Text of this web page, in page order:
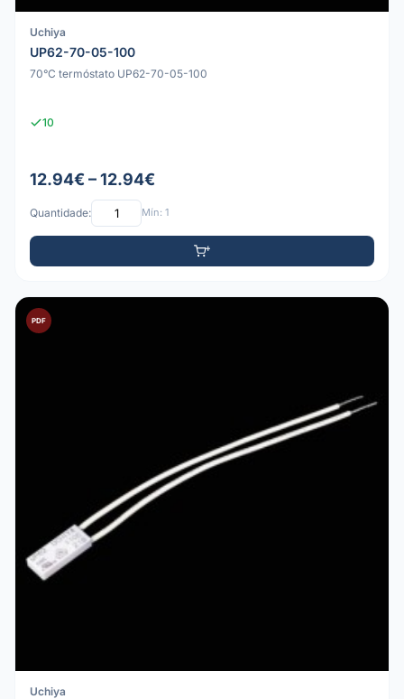
Uchiya
UP62-70-05-100
70°C termóstato UP62-70-05-100
10
12.94€ – 12.94€
Quantidade: Mín: 1
PDF
Uchiya